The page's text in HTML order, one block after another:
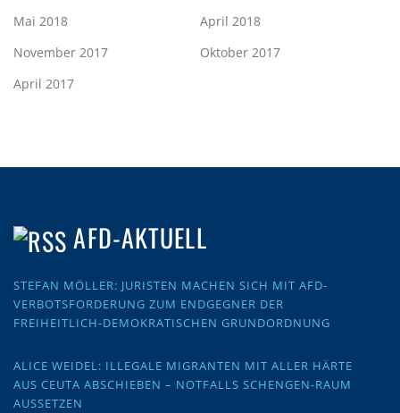
Mai 2018
April 2018
November 2017
Oktober 2017
April 2017
AFD-AKTUELL
STEFAN MÖLLER: JURISTEN MACHEN SICH MIT AFD-
VERBOTSFORDERUNG ZUM ENDGEGNER DER
FREIHEITLICH-DEMOKRATISCHEN GRUNDORDNUNG
ALICE WEIDEL: ILLEGALE MIGRANTEN MIT ALLER HÄRTE
AUS CEUTA ABSCHIEBEN – NOTFALLS SCHENGEN-RAUM
AUSSETZEN